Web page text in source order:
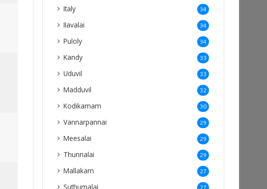
Italy 34
Ilavalai 34
Puloly 34
Kandy 33
Uduvil 33
Madduvil 32
Kodikamam 30
Vannarpannai 29
Meesalai 29
Thunnalai 29
Mallakam 27
Suthumalai 27